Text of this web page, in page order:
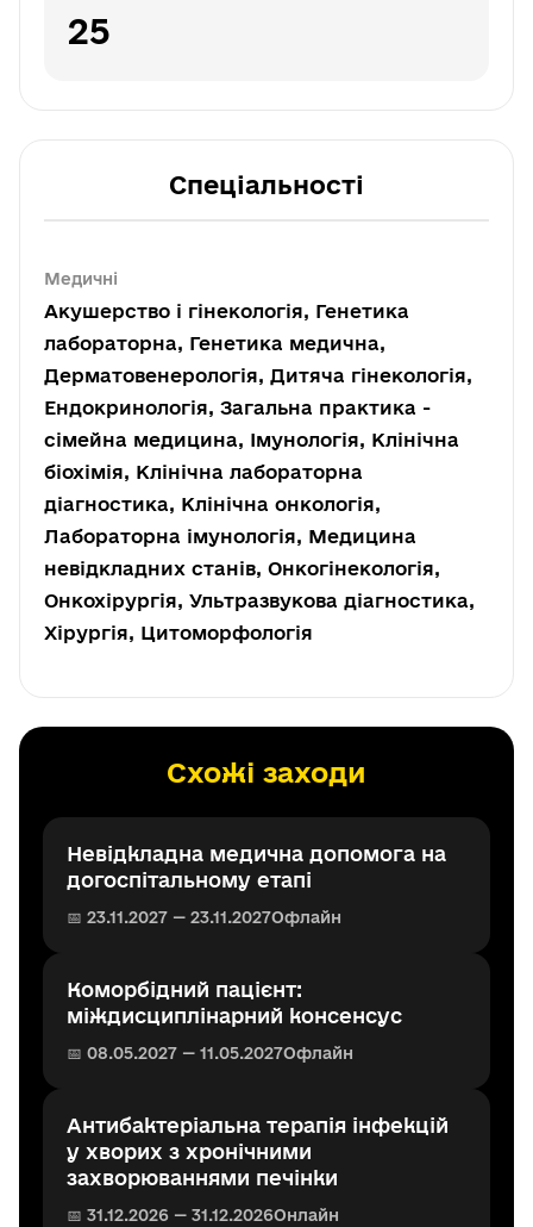
25
Спеціальності
Медичні
Акушерство і гінекологія, Генетика
лабораторна, Генетика медична,
Дерматовенерологія, Дитяча гінекологія,
Ендокринологія, Загальна практика -
сімейна медицина, Імунологія, Клінічна
біохімія, Клінічна лабораторна
діагностика, Клінічна онкологія,
Лабораторна імунологія, Медицина
невідкладних станів, Онкогінекологія,
Онкохірургія, Ультразвукова діагностика,
Хірургія, Цитоморфологія
Схожі заходи
Невідкладна медична допомога на
догоспітальному етапі
📅 23.11.2027 — 23.11.2027Офлайн
Коморбідний пацієнт:
міждисциплінарний консенсус
📅 08.05.2027 — 11.05.2027Офлайн
Антибактеріальна терапія інфекцій
у хворих з хронічними
захворюваннями печінки
📅 31.12.2026 — 31.12.2026Онлайн